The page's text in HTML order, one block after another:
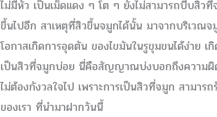
ไม่มีหัว เป็นเม็ดแดง ๆ โต ๆ ยังไม่สามารถบีบสิว
ขึ้นไปอีก สาเหตุที่สิวขึ้นจมูกได้นั้น มาจากบริเวณ
โอกาสเกิดการอุดตัน ของไขมันในรูขุมขนได้ง่าย เ
เป็นสิวที่จมูกบ่อย นี่คือสัญญาณบ่งบอกถึงความผิ
ไม่ต้องกังวลใจไป เพราะการเป็นสิวที่จมูก สามาร
ของเรา ที่นำมาฝากวันนี้